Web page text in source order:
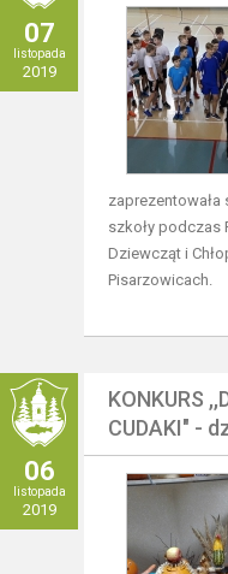
07
listopada
2019
szkoły podczas
Dziewcząt i
Pisarzowicach.
06
listopada
2019
KONKURS
CUDAKI" -